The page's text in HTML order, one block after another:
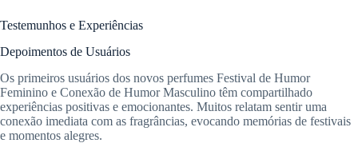
Testemunhos e Experiências
Depoimentos de Usuários
Os primeiros usuários dos novos perfumes Festival de Humor
Feminino e Conexão de Humor Masculino têm compartilhado
experiências positivas e emocionantes. Muitos relatam sentir uma
conexão imediata com as fragrâncias, evocando memórias de festivais
e momentos alegres.